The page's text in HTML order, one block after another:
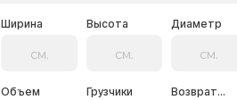
Ширина Высота Диаметр
Объем Грузчики Возврат...